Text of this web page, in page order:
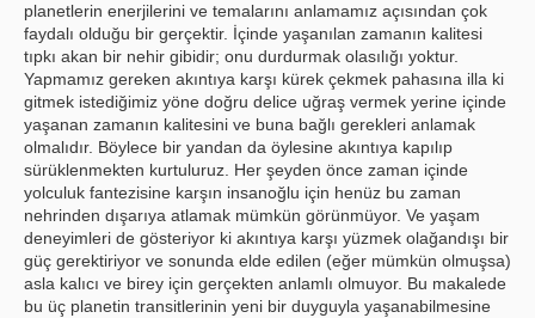
planetlerin enerjilerini ve temalarını anlamamız açısından çok
faydalı olduğu bir gerçektir. İçinde yaşanılan zamanın kalitesi
tıpkı akan bir nehir gibidir; onu durdurmak olasılığı yoktur.
Yapmamız gereken akıntıya karşı kürek çekmek pahasına illa ki
gitmek istediğimiz yöne doğru delice uğraş vermek yerine içinde
yaşanan zamanın kalitesini ve buna bağlı gerekleri anlamak
olmalıdır. Böylece bir yandan da öylesine akıntıya kapılıp
sürüklenmekten kurtuluruz. Her şeyden önce zaman içinde
yolculuk fantezisine karşın insanoğlu için henüz bu zaman
nehrinden dışarıya atlamak mümkün görünmüyor. Ve yaşam
deneyimleri de gösteriyor ki akıntıya karşı yüzmek olağandışı bir
güç gerektiriyor ve sonunda elde edilen (eğer mümkün olmuşsa)
asla kalıcı ve birey için gerçekten anlamlı olmuyor. Bu makalede
bu üç planetin transitlerinin yeni bir duyguyla yaşanabilmesine